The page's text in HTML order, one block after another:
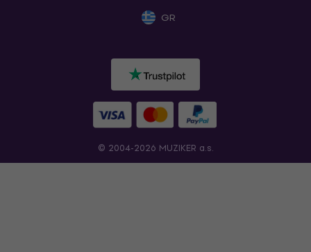
GR
© 2004-2026 MUZIKER a.s.